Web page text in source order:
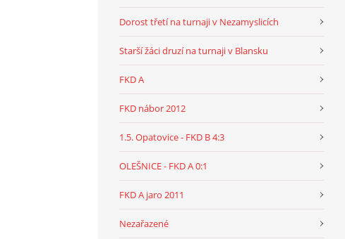
Dorost třetí na turnaji v Nezamyslicích
Starší žáci druzí na turnaji v Blansku
FKD A
FKD nábor 2012
1.5. Opatovice - FKD B 4:3
OLEŠNICE - FKD A 0:1
FKD A jaro 2011
Nezařazené